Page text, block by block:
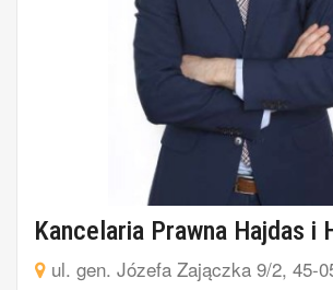
Kancelaria Prawna Hajdas i
ul. gen. Józefa Zajączka 9/2, 45-